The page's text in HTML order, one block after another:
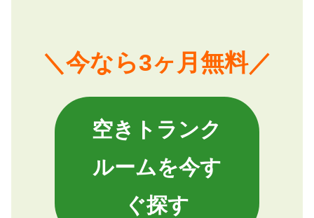
＼今なら3ヶ月無料／
空きトランク
ルームを今す
ぐ探す